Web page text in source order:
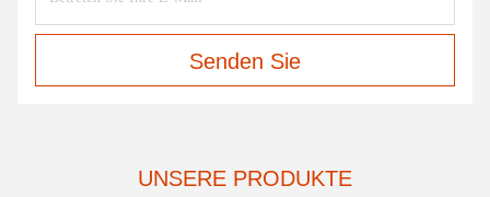
Senden Sie
UNSERE PRODUKTE